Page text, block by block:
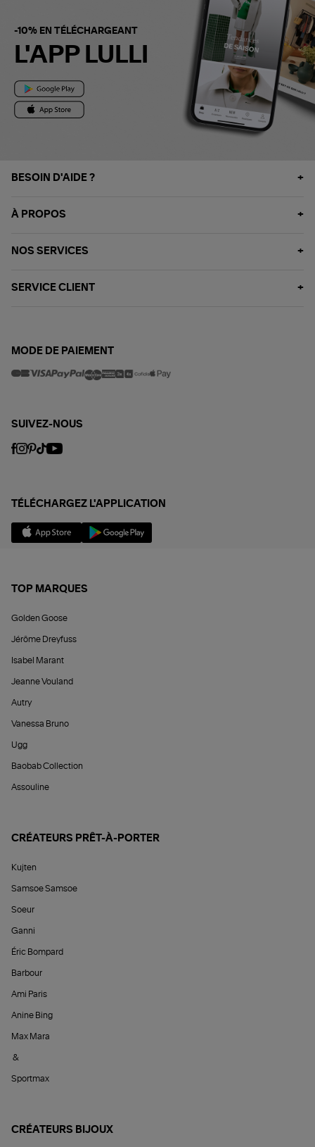
-10% EN TÉLÉCHARGEANT
L'APP LULLI
BESOIN D'AIDE ?
À PROPOS
NOS SERVICES
SERVICE CLIENT
MODE DE PAIEMENT
SUIVEZ-NOUS
TÉLÉCHARGEZ L'APPLICATION
TOP MARQUES
Golden Goose
Jérôme Dreyfuss
Isabel Marant
Jeanne Vouland
Autry
Vanessa Bruno
Ugg
Baobab Collection
Assouline
CRÉATEURS PRÊT-À-PORTER
Kujten
Samsoe Samsoe
Soeur
Ganni
Éric Bompard
Barbour
Ami Paris
Anine Bing
Max Mara
&
Sportmax
CRÉATEURS BIJOUX